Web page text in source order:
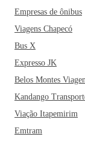
Empresas de ônibus
Viagens Chapecó
Bus X
Expresso JK
Belos Montes
Kandango
Viação Itapemirim
Emtram